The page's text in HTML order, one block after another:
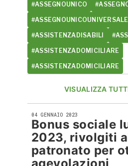
#ASSEGNOUNICO
#ASSEGNOUNICOUNIVERSALE
#ASSISTENZADISABILI
#ASSISTENZADOMICILIARE
#ASSISTENZADOMICILIARE
VISUALIZZA
04 GENNAIO 2023
Bonus sociale
2023, rivolgiti
patronato per